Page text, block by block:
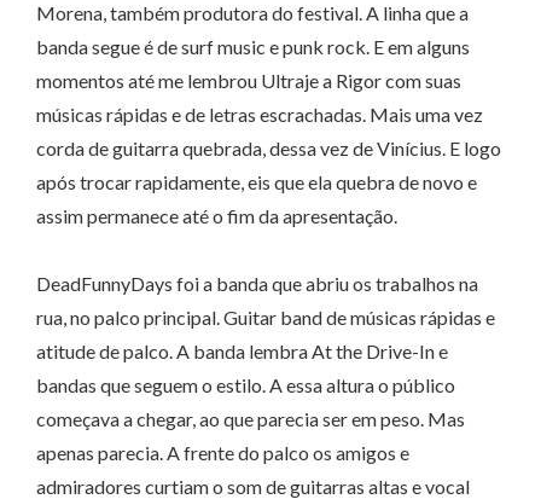
Morena, também produtora do festival. A linha que a
banda segue é de surf music e punk rock. E em alguns
momentos até me lembrou Ultraje a Rigor com suas
músicas rápidas e de letras escrachadas. Mais uma vez
corda de guitarra quebrada, dessa vez de Vinícius. E logo
após trocar rapidamente, eis que ela quebra de novo e
assim permanece até o fim da apresentação.
DeadFunnyDays foi a banda que abriu os trabalhos na
rua, no palco principal. Guitar band de músicas rápidas e
atitude de palco. A banda lembra At the Drive-In e
bandas que seguem o estilo. A essa altura o público
começava a chegar, ao que parecia ser em peso. Mas
apenas parecia. A frente do palco os amigos e
admiradores curtiam o som de guitarras altas e vocal